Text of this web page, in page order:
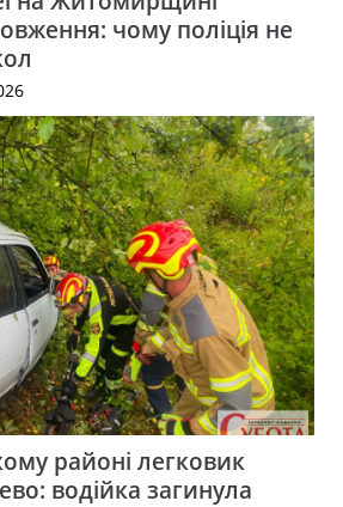
чому поліція не
районі легковик
водійка загинула